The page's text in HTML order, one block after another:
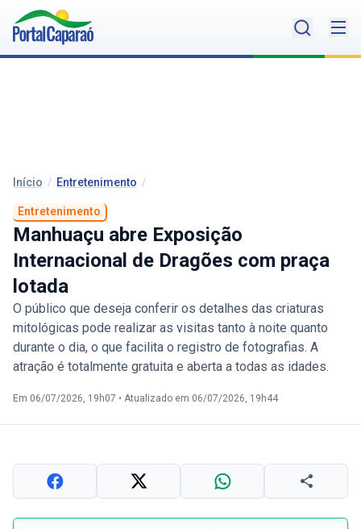
Início / Entretenimento /
Entretenimento
Manhuaçu abre Exposição
Internacional de Dragões com praça
lotada
O público que deseja conferir os detalhes das criaturas
mitológicas pode realizar as visitas tanto à noite quanto
durante o dia, o que facilita o registro de fotografias. A
atração é totalmente gratuita e aberta a todas as idades.
Em 06/07/2026, 19h07 • Atualizado em 06/07/2026, 19h44